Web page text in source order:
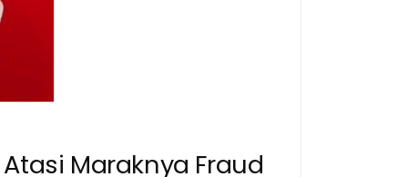
Maraknya Fraud